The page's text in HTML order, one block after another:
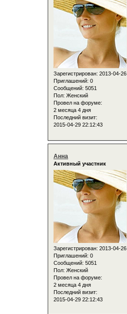
Зарегистрирован: 2013-04-26
Приглашений: 0
Сообщений: 5051
Пол: Женский
Провел на форуме:
2 месяца 4 дня
Последний визит:
2015-04-29 22:12:43
Анна
Активный участник
Зарегистрирован: 2013-04-26
Приглашений: 0
Сообщений: 5051
Пол: Женский
Провел на форуме:
2 месяца 4 дня
Последний визит:
2015-04-29 22:12:43